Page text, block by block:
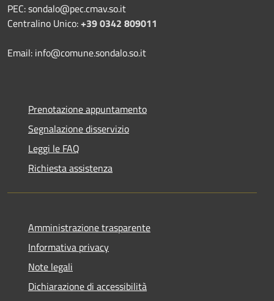
PEC: sondalo@pec.cmav.so.it
Centralino Unico:+39 0342 809011
Email: info@comune.sondalo.so.it
Prenotazione appuntamento
Segnalazione disservizio
Leggi le FAQ
Richiesta assistenza
Amministrazione trasparente
Informativa privacy
Note legali
Dichiarazione di accessibilità